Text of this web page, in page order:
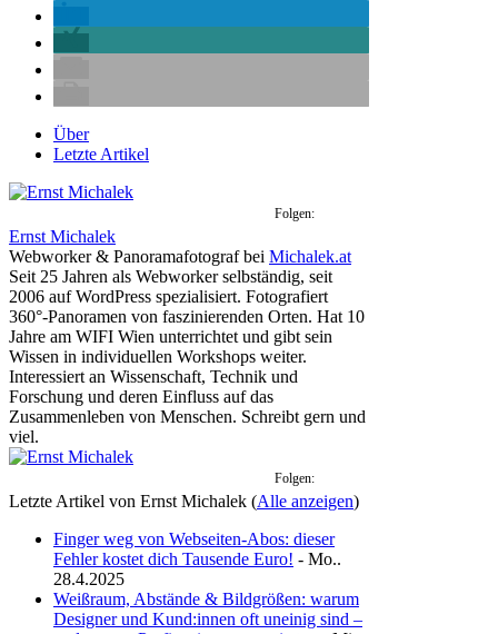
Über
Letzte Artikel
Folgen:
Ernst Michalek
Webworker & Panoramafotografbei Michalek.at
Seit 25 Jahren als Webworker selbständig, seit
2006 auf WordPress spezialisiert. Fotografiert
360°-Panoramen von faszinierenden Orten. Hat 10
Jahre am WIFI Wien unterrichtet und gibt sein
Wissen in individuellen Workshops weiter.
Interessiert an Wissenschaft, Technik und
Forschung und deren Einfluss auf das
Zusammenleben von Menschen. Schreibt gern und
viel.
Folgen:
Letzte Artikel von Ernst Michalek (Alle anzeigen)
Finger weg von Webseiten-Abos: dieser
Fehler kostet dich Tausende Euro! - Mo..
28.4.2025
Weißraum, Abstände & Bildgrößen: warum
Designer und Kund:innen oft uneinig sind –